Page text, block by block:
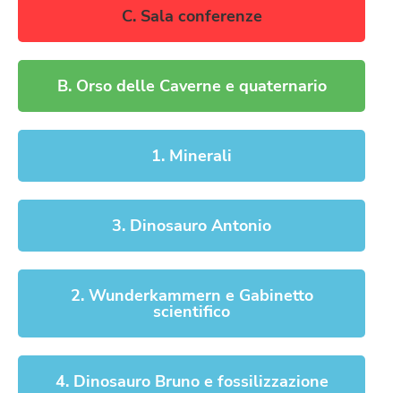
C. Sala conferenze
B. Orso delle Caverne e quaternario
1. Minerali
3. Dinosauro Antonio
2. Wunderkammern e Gabinetto
scientifico
4. Dinosauro Bruno e fossilizzazione